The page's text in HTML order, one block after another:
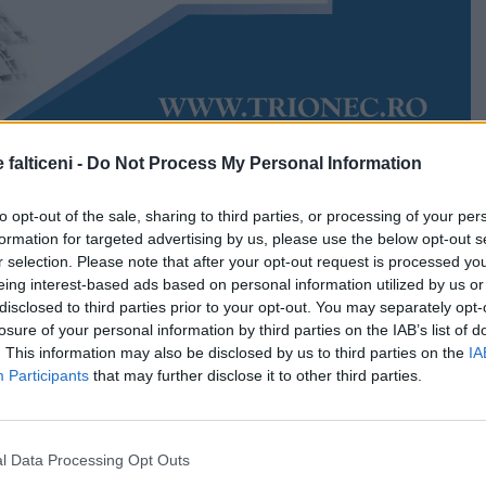
falticeni - Do Not Process My Personal Information
opt-out of the sale, sharing to third parties, or processing of your
for targeted advertising by us, please use the below opt-out
selection. Please note that after your opt-out request is processed
interest-based ads based on personal information utilized by us
to third parties prior to your opt-out. You may separately
of your personal information by third parties on the IAB’s list of
This information may also be disclosed by us to third parties on the
Participants that may further disclose it to other third parties.
Data Processing Opt Outs
Accesări:
înnobilează actul educațional. Colegiul
reconfirmă tradiția excelenței, fiind reprezentat
elevi la Olimpiadei de Istorie. Este vorba despre
vor concura Daria Cioroianu și Luca Grigoraș.
s-au evidențiat la faza județeană, prin punctaje
să acceadă în finala competiției școlare.